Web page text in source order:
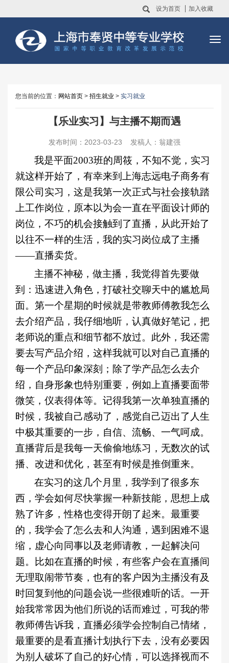
设为首页 加入收藏
您当前的位置： 网站首页 > 招生就业 > 实习就业
【乐业实习】与主播不期而遇
发布时间：2023-03-23 发稿人：翁建强
我是平面2003班的周筱， 不知不觉，实习
就这样开始了，有幸来到上海志远电子商务有
限公司 实习，这是我第一次正式与社会接轨踏
上工作岗位，原本以为会一直在平面设计师的
岗位，不巧的机会接触到了直播，从此开始了
以往不一样的生活，我的实习岗位成了主播
——直播卖货。
主播不神秘，做主播，我觉得首先要做
到：迅速进入角色，打破社交聊天中的尴尬局
面。第一个星期的时候就是带教师傅教我怎么
去介绍产品，我仔细地听，认真做好笔记，把
老师说的重点和细节都不放过。此外，我还需
要去写产品介绍，这样我就可以对自己直播的
每一个产品印象深刻；除了学产品怎么去介
绍，自身形象也特别重要，例如上直播要面带
微笑，仪表得体等。记得我第一次单独直播的
时候，我被自己感动了，感觉自己迈出了人生
中极其重要的一步，自信、流畅、一气呵成。
直播背后是我每一天偷偷地练习，无数次的试
播、改进和优化，甚至有时候是推倒重来。
在实习的这几个月里，我学到了很多东
西，学会如何尽快掌握一种新技能，思想上成
熟了许多，性格也变得开朗了起来。最重要
的，我学会了怎么去和人沟通，遇到困难不退
缩，虚心向同事以及老师请教，一起解决问
题。比如在直播的时候，有些客户会在直播间
无理取闹带节奏，也有的客户因为主播没有及
时回复到他的问题会说一些很难听的话。一开
始我常常因为他们所说的话而难过，可我的带
教师傅告诉我，直播必须学会控制自己情绪，
最重要的是看直播计划执行下去，没有必要因
为别人破坏了自己的好心情，可以选择视而不